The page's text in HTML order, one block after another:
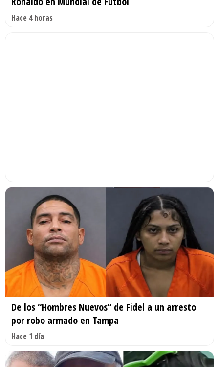
Hace 4 horas
De los “Hombres Nuevos” de Fidel a un arresto
por robo armado en Tampa
Hace 1 día